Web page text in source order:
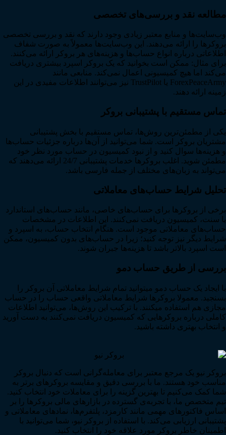
مطالعه نقد و بررسی‌های تخصصی
وب‌سایت‌ها و منابع معتبر زیادی وجود دارند که نقد و بررسی تخصصی
بروکرها را ارائه می‌دهند. این وب‌سایت‌ها معمولاً به صورت شفاف
اطلاعاتی درباره انواع حساب‌ها و هزینه‌های هر بروکر ارائه می‌کنند.
برای مثال: ممکن است بخوانید که یک بروکر اسپرد بیشتری دریافت
می‌کند اما هیچ کمیسیونی اعمال نمی‌کند. منابعی مانند
ForexPeaceArmy یا TrustPilot نیز می‌توانند اطلاعات مفیدی در این
زمینه ارائه دهند.
تماس مستقیم با پشتیبانی بروکر
یکی از مطمئن‌ترین روش‌ها، تماس مستقیم با بخش پشتیبانی
مشتریان بروکر است. شما می‌توانید از آن‌ها درباره جزئیات حساب‌ها
و هزینه‌ها سوال کنید و از نبود کمیسیون در حساب مورد نظر خود
مطمئن شوید. اغلب بروکرها خدمات پشتیبانی 24/7 ارائه می‌دهند که
می‌تواند به زبان‌های مختلف از جمله فارسی باشد.
تحلیل شرایط حساب‌های معاملاتی
برخی از بروکرها برای حساب‌های خاصی، مانند حساب‌های استاندارد
یا سنت، کمیسیون دریافت نمی‌کنند. این اطلاعات در مشخصات
حساب‌های معاملاتی موجود است. هنگام انتخاب حساب، به اسپرد و
شرایط دیگر نیز توجه کنید؛ زیرا در حساب‌های بدون کمیسیون، ممکن
است اسپرد بالاتر باشد تا هزینه‌ها جبران شوند.
بررسی از طریق حساب دمو
با ایجاد یک حساب دمو میتوانید تمام شرایط معاملاتی آن بروکر را
بسنجید. معمولا بروکرها شرایط معاملاتی واقعی حساب را در حساب
مجازی هم استفاده میکنند. با ترکیب این روش‌ها، می‌توانید اطلاعات
کاملی درباره بروکرهایی که کمیسیون دریافت نمی‌کنند به دست آورید
و انتخاب بهتری داشته باشید.
بروکر نیو یک مرجع معتبر برای معامله‌گرانی است که دنبال بروکر
مناسب خود هستند. ما با بررسی دقیق و مقایسه بروکرهای برتر به
شما کمک می‌کنیم تا بهترین گزینه را برای معاملات خود انتخاب کنید.
تیم متخصص ما، با تجربه‌ی گسترده در بازارهای مالی بروکرها را بر
اساس فاکتورهای مهمی مانند کارمزد، پلتفرم‌ها، نمادهای معاملاتی و
پشتیبانی ارزیابی می‌کند. با استفاده از بروکر نیو، شما می‌توانید با
اطمینان خاطر بروکر مورد علاقه خود را انتخاب کنید.